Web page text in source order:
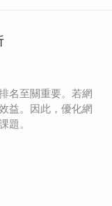
名至關重要。若網
益。因此，優化網
題。